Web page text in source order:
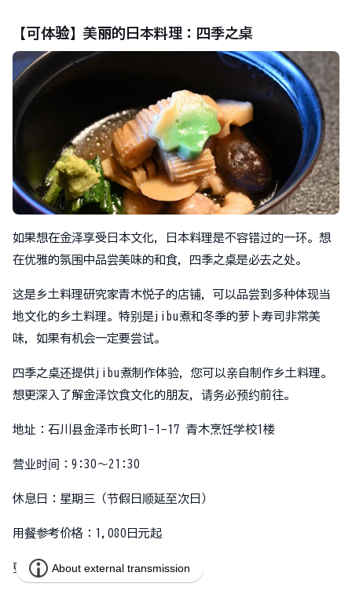
【可体验】美丽的日本料理：四季之桌
如果想在金泽享受日本文化，日本料理是不容错过的一环。想
在优雅的氛围中品尝美味的和食，四季之桌是必去之处。
这是乡土料理研究家青木悦子的店铺，可以品尝到多种体现当
地文化的乡土料理。特别是jibu煮和冬季的萝卜寿司非常美
味，如果有机会一定要尝试。
四季之桌还提供jibu煮制作体验，您可以亲自制作乡土料理。
想更深入了解金泽饮食文化的朋友，请务必预约前往。
地址：石川县金泽市长町1-1-17 青木烹饪学校1楼
营业时间：9:30～21:30
休息日：星期三（节假日顺延至次日）
用餐参考价格：1,080日元起
更多详情：四季之桌